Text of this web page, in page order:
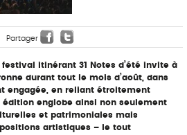
Partager
itinérant 31 Notes d’été invite à
durant tout le mois d’août, dans
engagée, en reliant étroitement
édition englobe ainsi non seulement
et patrimoniales mais
artistiques – le tout